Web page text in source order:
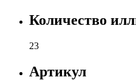
Количество
23
Артикул